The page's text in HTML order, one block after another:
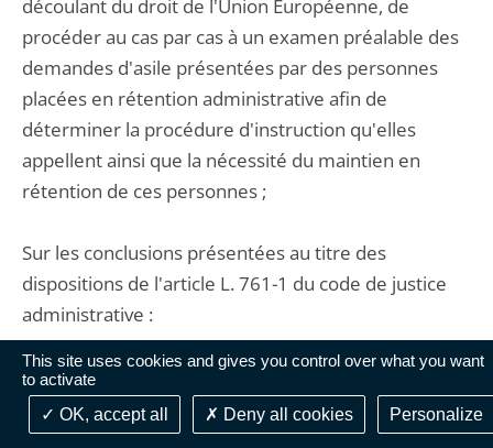
This site uses cookies and gives you control over what you want
to activate
OK, accept all
Deny all cookies Personalize
découlant du droit de l'Union Européenne, de
procéder au cas par cas à un examen préalable des
demandes d'asile présentées par des personnes
placées en rétention administrative afin de
déterminer la procédure d'instruction qu'elles
appellent ainsi que la nécessité du maintien en
rétention de ces personnes ;
Sur les conclusions présentées au titre des
dispositions de l'article L. 761-1 du code de justice
administrative :
21. Considérant qu'il y a lieu, dans les circonstances
de l'espèce, de mettre à la charge de l'Etat la
somme de 3000 euros à verser à la CIMADE au titre